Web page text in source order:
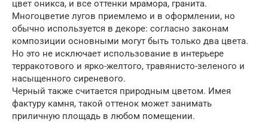
цвет оникса, и все оттенки мрамора, гранита.
Многоцветие лугов приемлемо и в оформлении, но
обычно используется в декоре: согласно законам
композиции основными могут быть только два цвета.
Но это не исключает использование в интерьере
терракотового и ярко-желтого, травянисто-зеленого и
насыщенного сиреневого.
Черный также считается природным цветом. Имея
фактуру камня, такой оттенок может занимать
приличную площадь в любом помещении.